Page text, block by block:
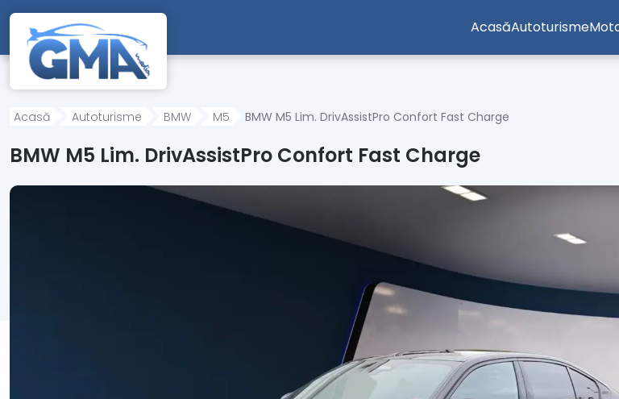
Mergi direct la conținutul principal
AcasăAutoturisme
Acasă Autoturisme BMW M5 BMW M5 Lim. DrivAssistPro Confort Fast Charge
BMW M5 Lim. DrivAssistPro Confort Fast Charge